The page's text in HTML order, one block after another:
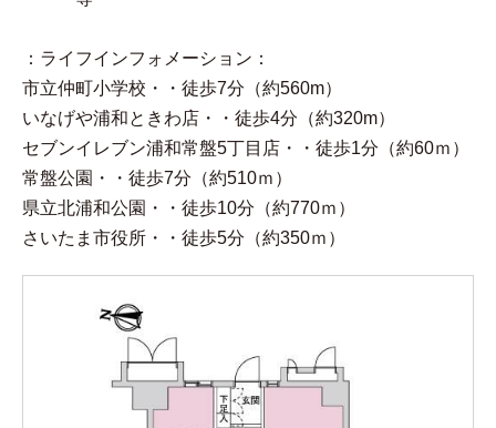
：ライフインフォメーション：
市立仲町小学校・・徒歩7分（約560m）
いなげや浦和ときわ店・・徒歩4分（約320m）
セブンイレブン浦和常盤5丁目店・・徒歩1分（約60ｍ）
常盤公園・・徒歩7分（約510ｍ）
県立北浦和公園・・徒歩10分（約770ｍ）
さいたま市役所・・徒歩5分（約350ｍ）